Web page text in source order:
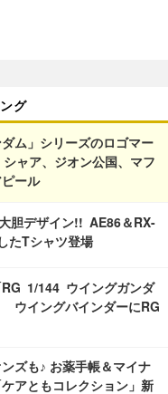
グ
ム」シリーズのロゴマー
ャア、ジオン公国、マフ
ール
胆デザイン!! AE86＆RX-
たTシャツ登場
RG 1/144 ウイングガンダ
ウイングバインダーにRG
ズも♪ お薬手帳＆マイナ
アともコレクション」新